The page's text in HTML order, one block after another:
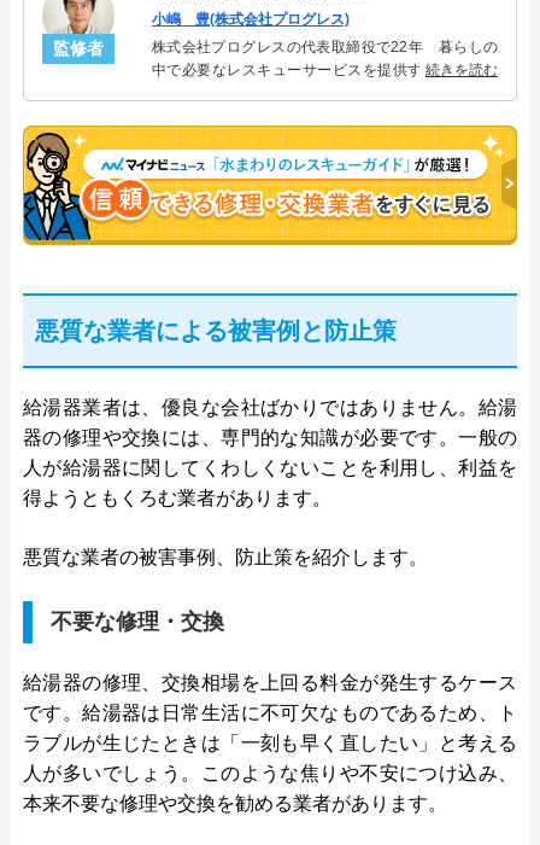
監修者
小嶋 豊(株式会社プログレス)
株式会社プログレスの代表取締役で22年 暮らしの
中で必要なレスキューサービスを提供する株式会社
決。多くのお客様に信頼される「給湯器」のスペシ
ャリスト。
続きを読む
悪質な業者による被害例と防止策
給湯器業者は、優良な会社ばかりではありません。給湯
器の修理や交換には、専門的な知識が必要です。一般の
人が給湯器に関してくわしくないことを利用し、利益を
得ようともくろむ業者があります。
悪質な業者の被害事例、防止策を紹介します。
不要な修理・交換
給湯器の修理、交換相場を上回る料金が発生するケース
です。給湯器は日常生活に不可欠なものであるため、ト
ラブルが生じたときは「一刻も早く直したい」と考える
人が多いでしょう。このような焦りや不安につけ込み、
本来不要な修理や交換を勧める業者があります。